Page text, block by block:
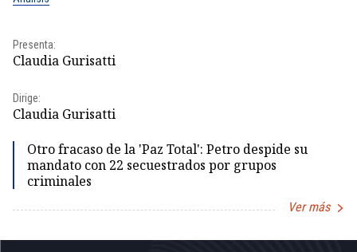
Presenta:
Claudia Gurisatti
Dirige:
Claudia Gurisatti
Otro fracaso de la 'Paz Total': Petro despide su
mandato con 22 secuestrados por grupos
criminales
Ver más